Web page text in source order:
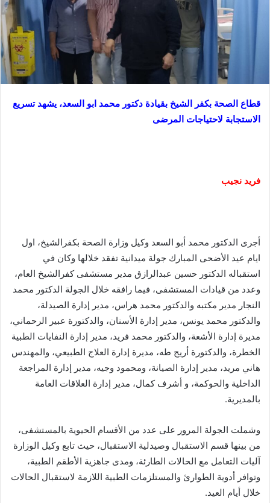
قطاع الصحة بكفر الشيخ بقيادة دكتور محمد ابو السعد، يشهد تسريع
الاستجابة لاحتياجات المرضى
فريد نجيب
أجرى الدكتور محمد أبو السعد وكيل وزارة الصحة بكفرالشيخ، اول
ايام عيد الأضحى المبارك جولة ميدانية تفقد خلالها وكان في
استقباله الدكتور حسين عبدالرازق مدير مستشفى كفرالشيخ العام،
وعدد من قيادات المستشفى، فيما رافقه خلال الجولة الدكتور محمد
النجار مدير مكتبه والدكتور محمد هراس، مدير إدارة الصيدلة،
والدكتور محمد يونس، مدير إدارة الأسنان، والدكتورة عبير الرحماني،
مديرة إدارة الأشعة، والدكتور محمد فريد، مدير إدارة النفايات الطبية
الخطرة، والدكتورة أريج طه، مديرة إدارة العلاج الطبيعي، والمهندس
هاني مريد، مدير إدارة الصيانة، ومحمود وجيه، مدير إدارة المراجعة
الداخلية والحوكمة، و أشرف كمال، مدير إدارة العلاقات العامة
بالمديرية.
وشملت الجولة المرور على عدد من الأقسام الحيوية بالمستشفى،
من بينها قسم الاستقبال وصيدلية الاستقبال، حيث تابع وكيل الوزارة
آليات التعامل مع الحالات الطارئة، ومدى جاهزية الأطقم الطبية،
وتوافر أدوية الطوارئ والمستلزمات الطبية اللازمة لاستقبال الحالات
خلال أيام العيد.